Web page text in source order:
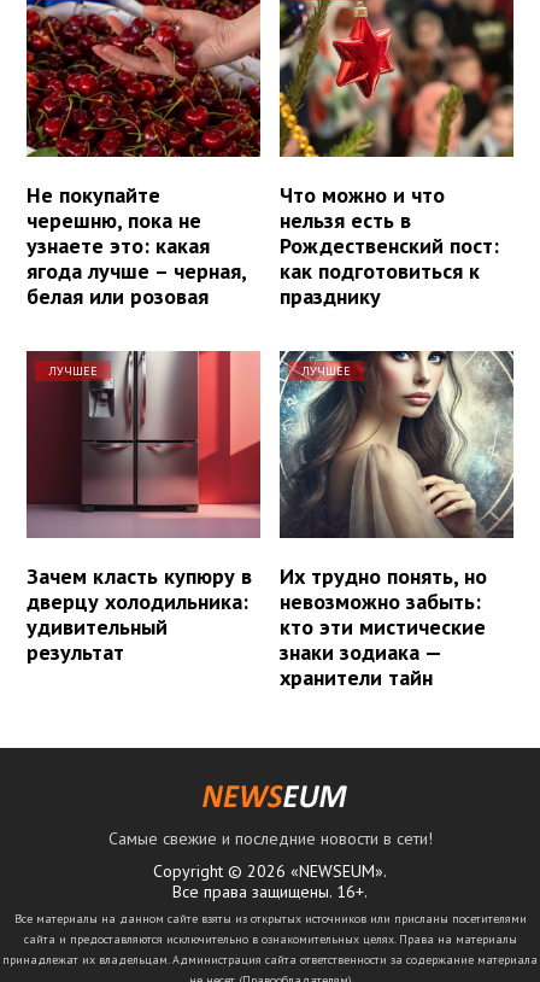
Не покупайте
черешню, пока не
узнаете это: какая
ягода лучше – черная,
белая или розовая
Что можно и что
нельзя есть в
Рождественский пост:
как подготовиться к
празднику
ЛУЧШЕЕ
Зачем класть купюру в
дверцу холодильника:
удивительный
результат
ЛУЧШЕЕ
Их трудно понять, но
невозможно забыть:
кто эти мистические
знаки зодиака —
хранители тайн
Самые свежие и последние новости в сети!
Copyright © 2026 «NEWSEUM».
Все права защищены. 16+.
Все материалы на данном сайте взяты из открытых источников или присланы посетителями
сайта и предоставляются исключительно в ознакомительных целях. Права на материалы
принадлежат их владельцам. Администрация сайта ответственности за содержание материала